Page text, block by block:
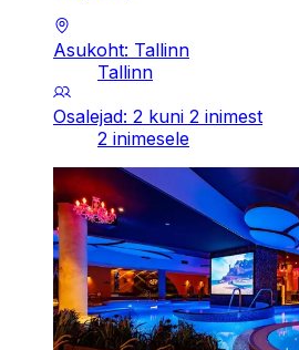
Asukoht: Tallinn
Tallinn
Osalejad: 2 kuni 2 inimest
2 inimesele